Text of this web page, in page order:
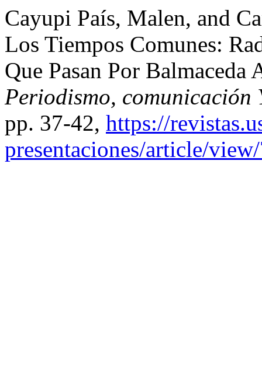
Cayupi País, Malen, and
Los Tiempos Comunes:
Que Pasan Por Balmaceda
Periodismo, comunicación
pp. 37-42, https://
presentaciones/article/